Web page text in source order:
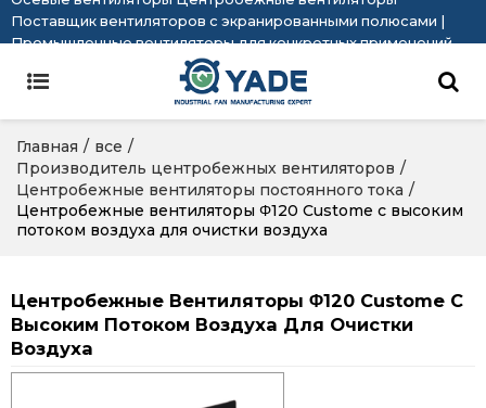
Поставщик вентиляторов с экранированными полюсами |
Промышленные вентиляторы для конкретных применений
Главная / все /
Производитель центробежных вентиляторов /
Центробежные вентиляторы постоянного тока /
Центробежные вентиляторы Φ120 Custome с высоким
потоком воздуха для очистки воздуха
Центробежные Вентиляторы Φ120 Custome С
Высоким Потоком Воздуха Для Очистки
Воздуха